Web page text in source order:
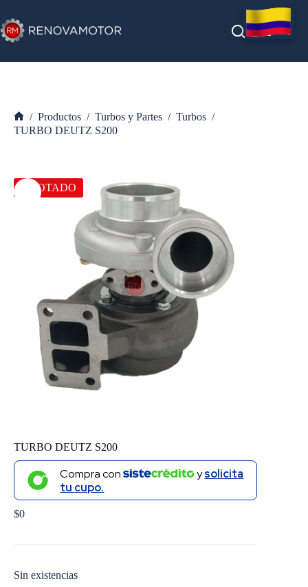
al
contenido
Inicio
/ Productos / Turbos y Partes / Turbos /
TURBO DEUTZ S200
AGOTADO
TURBO DEUTZ S200
Compra con ysolicita
tu cupo.
$0
Sin existencias